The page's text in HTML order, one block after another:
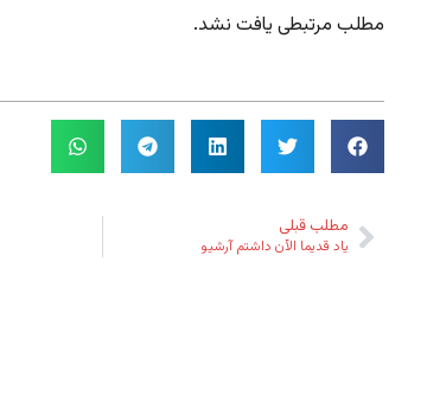
مطلب مرتبطی یافت نشد.
مطلب قبلی
یاد قدیما الآن داشتم آرشیو